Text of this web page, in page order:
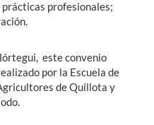
profesionales;
este convenio
por la Escuela de
de Quillota y